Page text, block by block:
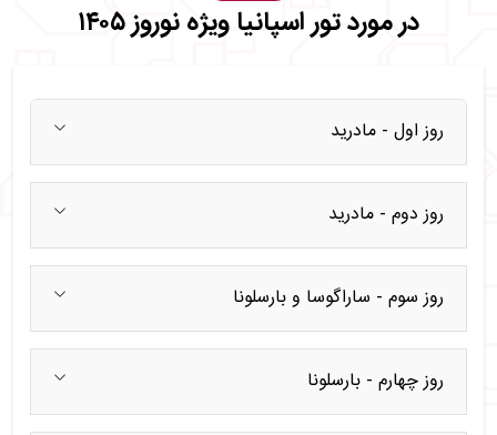
در مورد تور اسپانیا ویژه نوروز ۱۴۰۵
روز اول - مادرید
روز دوم - مادرید
روز سوم - ساراگوسا و بارسلونا
روز چهارم - بارسلونا